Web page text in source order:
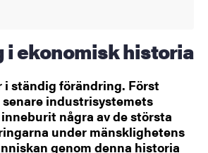
i ekonomisk historia
i ständig förändring. Först
industrisystemets
några av de största
under mänsklighetens
genom denna historia